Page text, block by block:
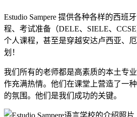
Estudio Sampere 提供各种各样的西班
程、考试准备（DELE、SIELE、
个人课程，甚至是穿越安达卢西亚、
划！
我们所有的老师都是高素质的本土专
作充满热情。他们在课堂上营造了一
的氛围。他们是我们成功的关键。